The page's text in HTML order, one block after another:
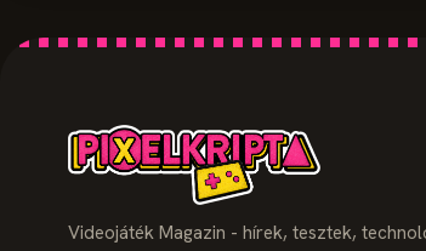
Videojáték Magazin - hírek, tesztek,